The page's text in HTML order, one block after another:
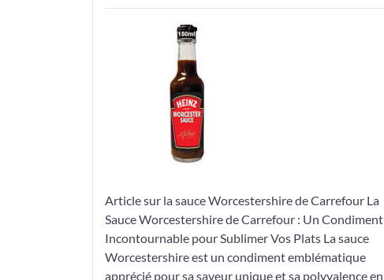
la
Sauce
Worcestershire
de
Carrefour
:
Un
Condiment
Plats
Article sur la sauce Worcestershire de Carrefour La
Sauce Worcestershire de Carrefour : Un Condiment
Incontournable pour Sublimer Vos Plats La sauce
Worcestershire est un condiment emblématique
apprécié pour sa saveur unique et sa polyvalence en